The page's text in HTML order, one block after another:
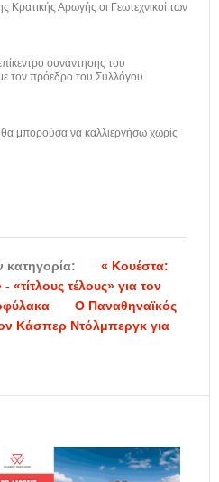
Κρατικής Αρωγής οι Γεωτεχνικοί των
συνάντησης του
τον πρόεδρο του Συλλόγου
μπορούσα να καλλιεργήσω χωρίς
κατηγορία:
« Κουέστα:
τέλους» για τον
Ο Παναθηναϊκός
Κάσπερ Ντόλμπεργκ για